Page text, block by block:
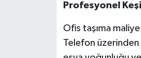
Profesyonel
Ofis taşıma
Telefon üzerinden